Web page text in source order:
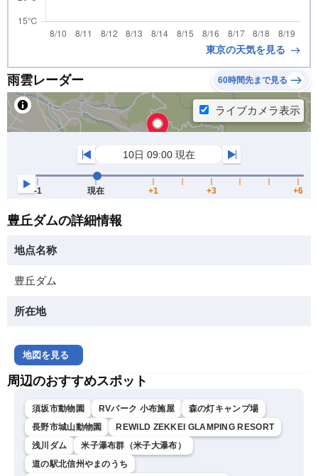
東京の天気を見る
雨雲レーダー 60時間先まで見る
豊丘ダムの詳細情報
地点名称
豊丘ダム
所在地
地図を見る
周辺のおすすめスポット
須坂市動物園 RVパーク 小布施屋
森の灯キャンプ場
長野市城山動物園
REWILD ZEKKEI GLAMPING RESORT
浅川ダム
米子瀑布群（米子大瀑布）
道の駅北信州やまのうち